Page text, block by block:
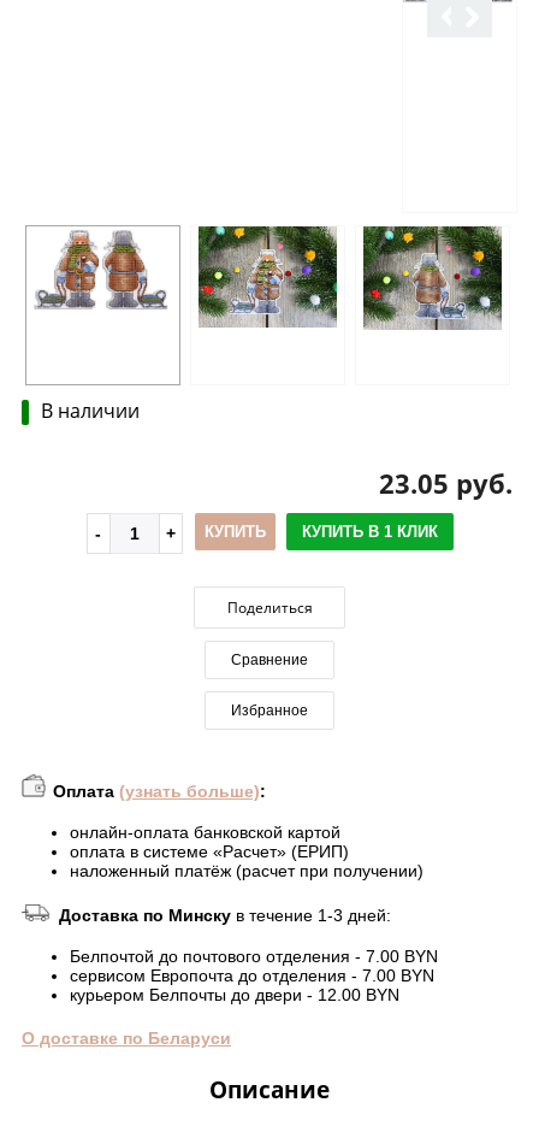
В наличии
23.05 руб.
КУПИТЬ КУПИТЬ В 1 КЛИК
Поделиться
Сравнение
Избранное
Оплата (узнать больше):
онлайн-оплата банковской картой
оплата в системе «Расчет» (ЕРИП)
наложенный платёж (расчет при получении)
Доставка по Минску в течение 1-3 дней:
Белпочтой до почтового отделения - 7.00 BYN
сервисом Европочта до отделения - 7.00 BYN
курьером Белпочты до двери - 12.00 BYN
О доставке по Беларуси
Описание